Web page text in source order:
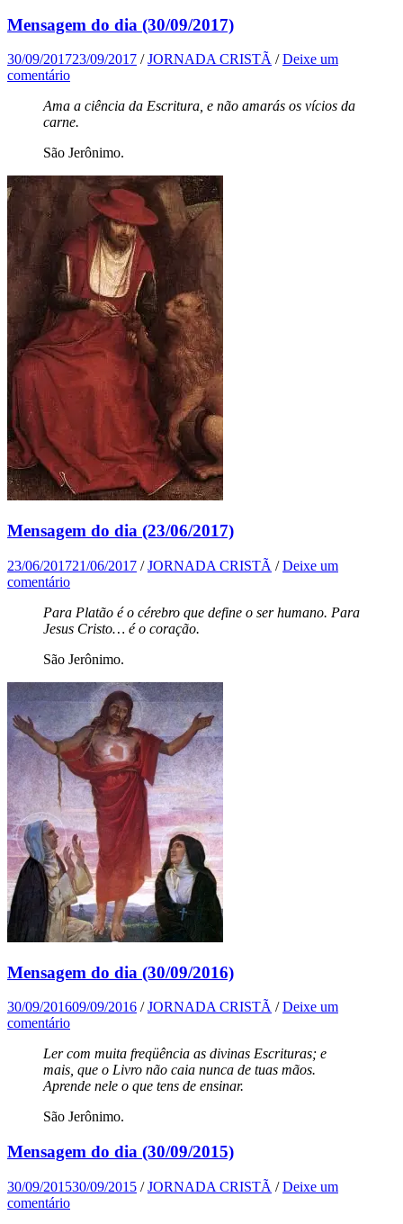
Mensagem do dia (30/09/2017)
30/09/201723/09/2017 /JORNADA CRISTÃ /Deixe um
comentário
Ama a ciência da Escritura, e não amarás os vícios da
carne.
São Jerônimo.
Mensagem do dia (23/06/2017)
23/06/201721/06/2017 /JORNADA CRISTÃ /Deixe um
comentário
Para Platão é o cérebro que define o ser humano. Para
Jesus Cristo… é o coração.
São Jerônimo.
Mensagem do dia (30/09/2016)
30/09/201609/09/2016 /JORNADA CRISTÃ /Deixe um
comentário
Ler com muita freqüência as divinas Escrituras; e
mais, que o Livro não caia nunca de tuas mãos.
Aprende nele o que tens de ensinar.
São Jerônimo.
Mensagem do dia (30/09/2015)
30/09/201530/09/2015 /JORNADA CRISTÃ /Deixe um
comentário